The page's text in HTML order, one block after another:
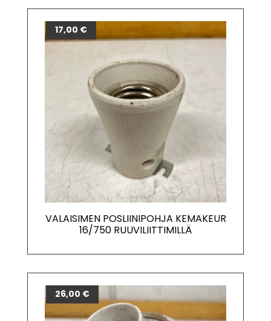
VALAISIMEN POSLIINIPOHJA KEMAKEUR
16/750 RUUVILIITTIMILLÄ
17,00 €
26,00 €